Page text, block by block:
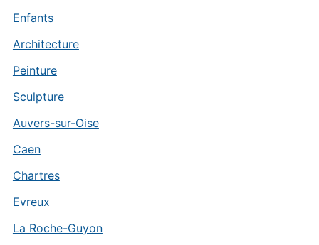
Enfants
Architecture
Peinture
Sculpture
Auvers-sur-Oise
Caen
Chartres
Evreux
La Roche-Guyon